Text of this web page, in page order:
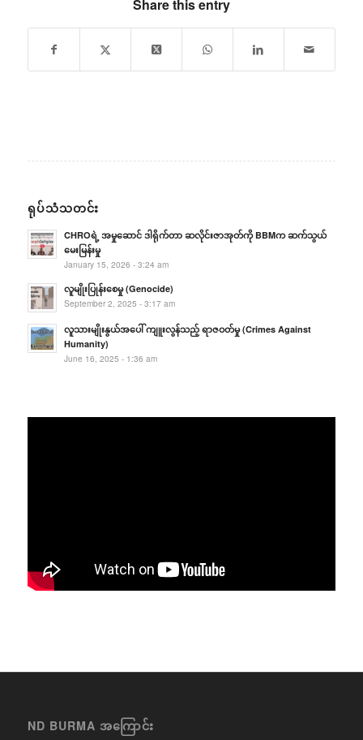
Share this entry
ရုပ်သံသတင်း
CHROရဲ့ အမှုဆောင် ဒါရိုက်တာ ဆလိုင်းဇာအုတ်ကို BBMက ဆက်သွယ်
မေးမြန်းမှု
January 15, 2026 - 3:24 am
လူမျိုးပြုန်းစေမှု (Genocide)
September 2, 2025 - 3:17 am
လူသားမျိုးနွယ်အပေါ် ကျူးလွန်သည့် ရာဇဝတ်မှု (Crimes Against
Humanity)
June 16, 2025 - 1:36 am
ND BURMA အကြောင်း